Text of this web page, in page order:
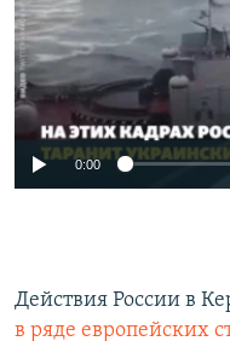
No media
0:00
Действия России в
в ряде европейских